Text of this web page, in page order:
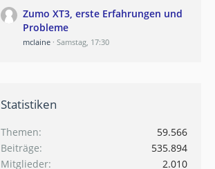
Zumo XT3, erste Erfahrungen und
Probleme
mclaine Samstag, 17:30
Statistiken
Themen
59.566
Beiträge
535.894
Mitglieder
2.010